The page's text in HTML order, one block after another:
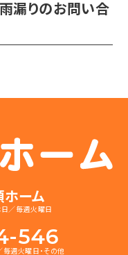
漏りのお問い合
ーム
／毎週火曜日
546
週火曜日・その他